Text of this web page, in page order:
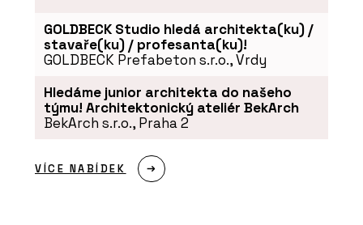
ČLÁNKY
Černá perla, klenot Ostravy, ve
kterém se lidé léčí
GOLDBECK Studio hledá architekta(ku) /
stavaře(ku) / profesanta(ku)!
GOLDBECK Prefabeton s.r.o., Vrdy
Hledáme junior architekta do našeho
týmu! Architektonický ateliér BekArch
BekArch s.r.o., Praha 2
VÍCE NABÍDEK